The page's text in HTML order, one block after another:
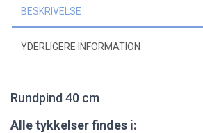
BESKRIVELSE
YDERLIGERE INFORMATION
Rundpind 40 cm
Alle tykkelser findes i: